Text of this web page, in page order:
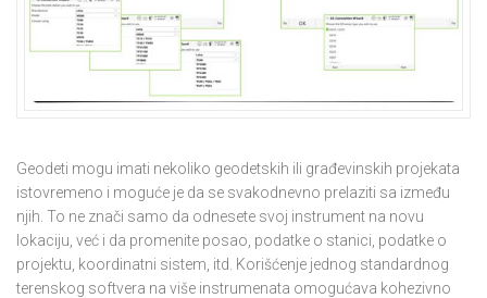
Geodeti mogu imati nekoliko geodetskih ili građevinskih projekata
istovremeno i moguće je da se svakodnevno prelaziti sa između
njih. To ne znači samo da odnesete svoj instrument na novu
lokaciju, već i da promenite posao, podatke o stanici, podatke o
projektu, koordinatni sistem, itd. Korišćenje jednog standardnog
terenskog softvera na više instrumenata omogućava kohezivno